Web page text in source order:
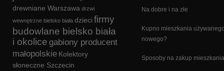
drewniane Warszawa drzwi
wewnętrzne bielsko biała dzieci firmy
budowlane bielsko biała
i okolice gabiony producent
małopolskie Kolektory
słoneczne Szczecin
Na dobre i na złe
Kupno mieszkania
nowego?
Sposoby na zakup mieszkania